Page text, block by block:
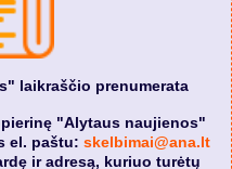
laikraščio prenumerata
"Alytaus naujienos"
el. paštu: skelbimai@ana.lt
ir adresą, kuriuo turėtų